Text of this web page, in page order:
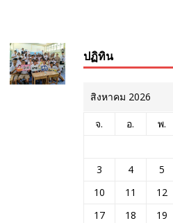
ปฏิทิน
สิงหาคม 2026
จ. อ. พ.
3
4 5
10
11 12
17
18 19